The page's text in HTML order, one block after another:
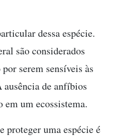
dessa espécie.
são considerados
serem sensíveis às
de anfíbios
um ecossistema.
proteger uma espécie é